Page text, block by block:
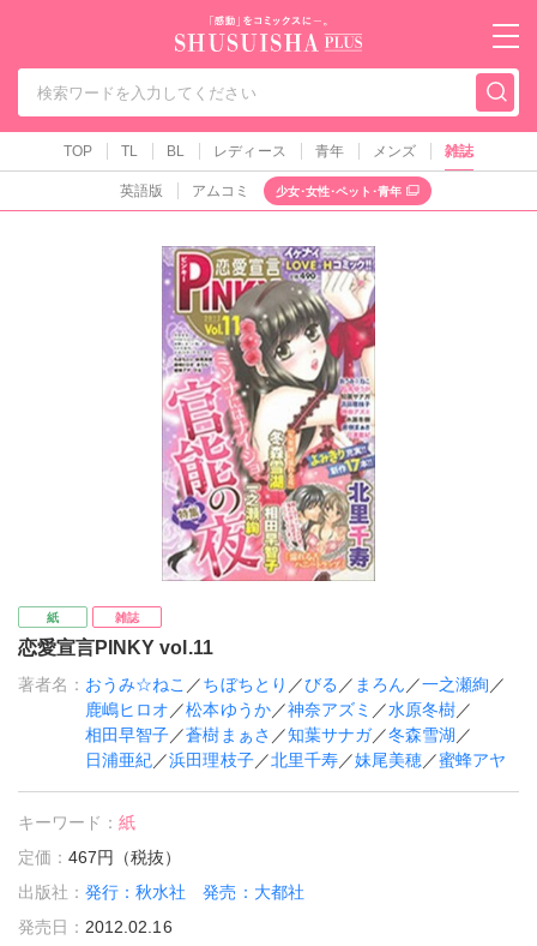
秋水社PLUS（テ
TOP TL BL レディース 青年 メンズ 雑誌
英語版 アムコミ 少女･女性･ペット･青年
紙 雑誌
恋愛宣言PINKY vol.11
著者名： おうみ☆ねこ ／ちぼちとり ／びる ／ まろん ／一之瀬絢 ／
鹿嶋ヒロオ ／松本ゆうか／神奈アズミ ／水原冬樹／
相田早智子／蒼樹まぁさ ／知葉サナガ／冬森雪湖 ／
日浦亜紀／浜田理枝子／北里千寿／妹尾美穂／蜜蜂アヤ
キーワード：紙
定価：467円（税抜）
出版社：発行：秋水社 発売：大都社
発売日： 2012.02.16